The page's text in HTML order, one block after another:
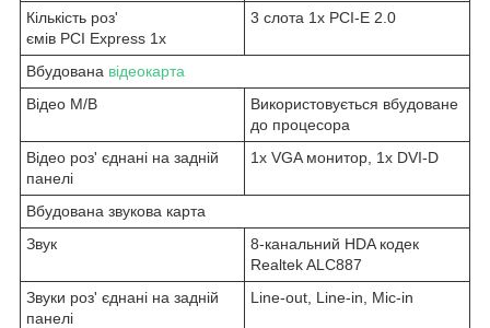
Кількість роз'
ємів PCI Express 1x
3 слота 1x PCI-E 2.0
Вбудована відеокарта
Відео M/B
Використовується вбудоване
до процесора
Відео роз' єднані на задній
панелі
1x VGA монитор, 1x DVI-D
Вбудована звукова карта
Звук
8-канальний HDA кодек
Realtek ALC887
Звуки роз' єднані на задній
панелі
Line-out, Line-in, Mic-in